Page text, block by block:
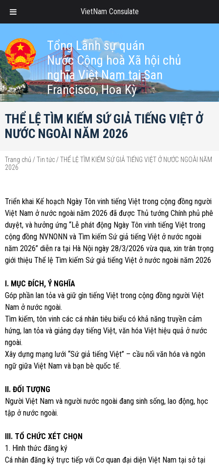
Tổng Lãnh sự quán
Nước Cộng hoà Xã hội chủ
nghĩa Việt Nam tại San
Francisco, Hoa Kỳ
THỂ LỆ TÌM KIẾM SỨ GIẢ TIẾNG VIỆT Ở
NƯỚC NGOÀI NĂM 2026
Trang chủ /Tin tức /THỂ LỆ TÌM KIẾM SỨ GIẢ TIẾNG VIỆT Ở NƯỚC NGOÀI NĂM
2026
Triển khai Kế hoạch Ngày Tôn vinh tiếng Việt trong cộng đồng người
Việt Nam ở nước ngoài năm 2026 đã được Thủ tướng Chính phủ phê
duyệt, và hưởng ứng “Lễ phát động Ngày Tôn vinh tiếng Việt trong
cộng đồng NVNONN và Tìm kiếm Sứ giả tiếng Việt ở nước ngoài
năm 2026” diễn ra tại Hà Nội ngày 28/3/2026 vừa qua, xin trân trọng
giới thiệu Thể lệ Tìm kiếm Sứ giả tiếng Việt ở nước ngoài năm 2026
I. MỤC ĐÍCH, Ý NGHĨA
Góp phần lan tỏa và giữ gìn tiếng Việt trong cộng đồng người Việt
Nam ở nước ngoài.
Tìm kiếm, tôn vinh các cá nhân tiêu biểu có khả năng truyền cảm
hứng, lan tỏa và giảng dạy tiếng Việt, văn hóa Việt hiệu quả ở nước
ngoài.
Xây dựng mạng lưới “Sứ giả tiếng Việt” – cầu nối văn hóa và ngôn
ngữ giữa Việt Nam và bạn bè quốc tế.
II. ĐỐI TƯỢNG
Người Việt Nam và người nước ngoài đang sinh sống, lao động, học
tập ở nước ngoài.
III. TỔ CHỨC XÉT CHỌN
1. Hình thức đăng ký
Cá nhân đăng ký trực tiếp với Cơ quan đại diện Việt Nam tại sở tại
VietNam Consulate